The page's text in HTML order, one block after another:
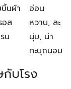
นผ้า
อส
น
อ่อน
หวาน, ละ
นุ่ม, น่า
ทะนุถนอม
บโรง